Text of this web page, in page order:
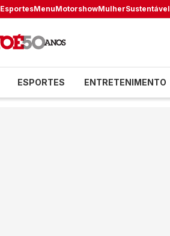
EsportesMenuMotorshowMulherSustentável
ESPORTES ENTRETENIMENTO